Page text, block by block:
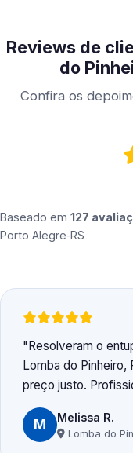
Reviews de
do
Confira os
Baseado em 127
Porto Alegre‑RS
Resolveram o
Lomba do Pinheiro,
preço justo.
M Melissa R.
Lomba do